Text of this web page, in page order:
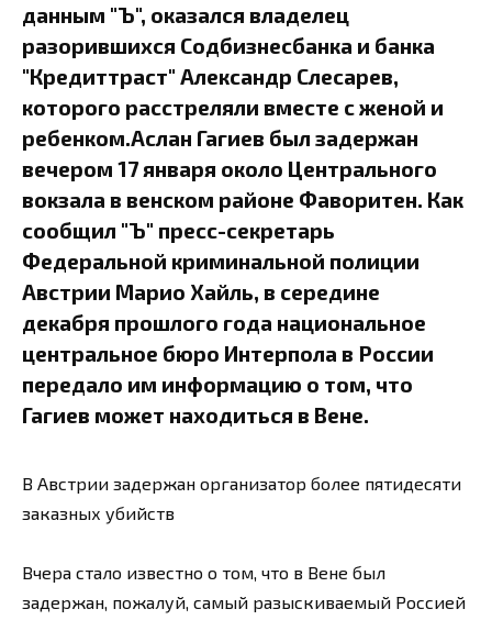
данным "Ъ", оказался владелец
разорившихся Содбизнесбанка и банка
"Кредиттраст" Александр Слесарев,
которого расстреляли вместе с женой и
ребенком.Аслан Гагиев был задержан
вечером 17 января около Центрального
вокзала в венском районе Фаворитен. Как
сообщил "Ъ" пресс-секретарь
Федеральной криминальной полиции
Австрии Марио Хайль, в середине
декабря прошлого года национальное
центральное бюро Интерпола в России
передало им информацию о том, что
Гагиев может находиться в Вене.
В Австрии задержан организатор более пятидесяти
заказных убийств
Вчера стало известно о том, что в Вене был
задержан, пожалуй, самый разыскиваемый Россией